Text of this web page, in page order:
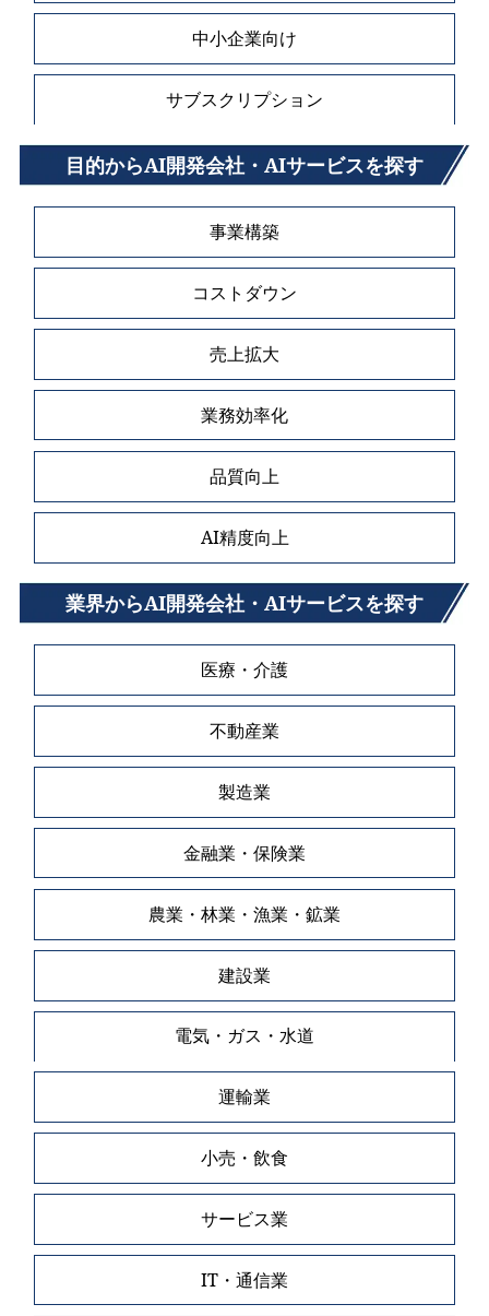
中小企業向け
サブスクリプション
目的からAI開発会社・AIサービスを探す
事業構築
コストダウン
売上拡大
業務効率化
品質向上
AI精度向上
業界からAI開発会社・AIサービスを探す
医療・介護
不動産業
製造業
金融業・保険業
農業・林業・漁業・鉱業
建設業
電気・ガス・水道
運輸業
小売・飲食
サービス業
IT・通信業